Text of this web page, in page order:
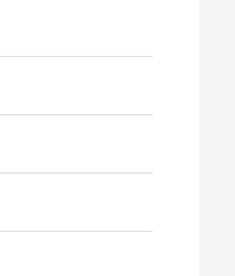
17/05/2024